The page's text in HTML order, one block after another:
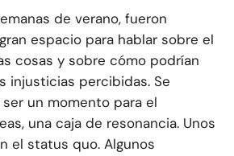
de verano, fueron
espacio para hablar sobre el
cosas y sobre cómo podrían
injusticias percibidas. Se
un momento para el
una caja de resonancia. Unos
el status quo. Algunos